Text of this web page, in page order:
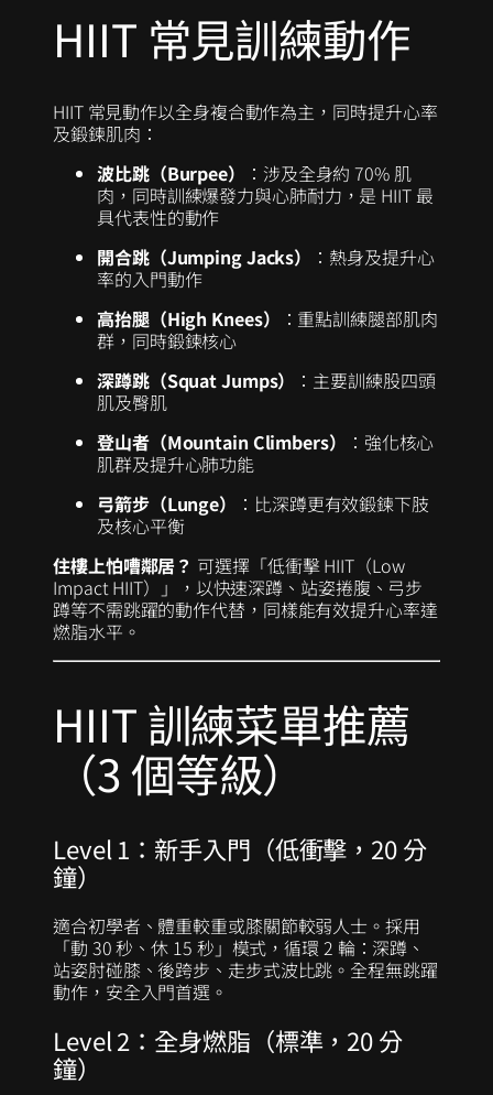
HIIT 常見訓練動作
HIIT 常見動作以全身複合動作為主，同時提升心率
及鍛鍊肌肉：
波比跳（Burpee）
：涉及全身約 70% 肌
肉，同時訓練爆發力與心肺耐力，是 HIIT 最
具代表性的動作
開合跳（Jumping Jacks）
：熱身及提升心
率的入門動作
高抬腿（High Knees）
：重點訓練腿部肌肉
群，同時鍛鍊核心
深蹲跳（Squat Jumps）
：主要訓練股四頭
肌及臀肌
登山者（Mountain Climbers）
：強化核心
肌群及提升心肺功能
弓箭步（Lunge）
：比深蹲更有效鍛鍊下肢
及核心平衡
住樓上怕嘈鄰居？ 可選擇「低衝擊 HIIT（Low
Impact HIIT）」，以快速深蹲、站姿捲腹、弓步
蹲等不需跳躍的動作代替，同樣能有效提升心率達
燃脂水平。
HIIT 訓練菜單推薦
（3 個等級）
Level 1：新手入門（低衝擊，20 分
鐘）
適合初學者、體重較重或膝關節較弱人士。採用
「動 30 秒、休 15 秒」模式，循環 2 輪：深蹲、
站姿肘碰膝、後跨步、走步式波比跳。全程無跳躍
動作，安全入門首選。
Level 2：全身燃脂（標準，20 分
鐘）